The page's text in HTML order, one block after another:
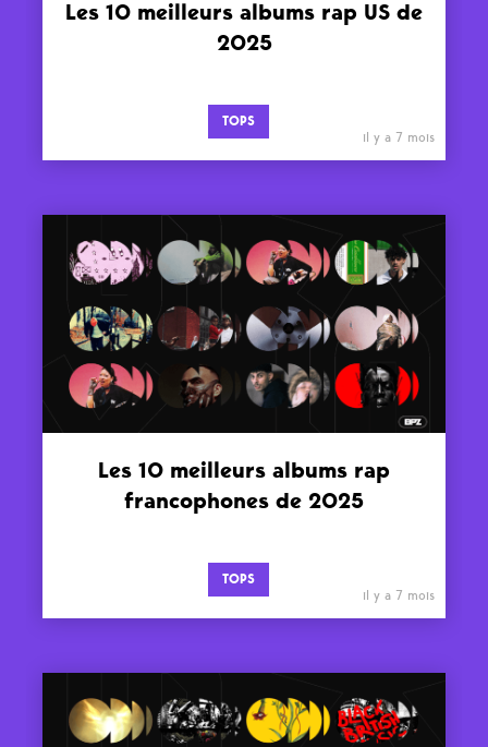
Les 10 meilleurs albums rap US de
2025
TOPS
il y a 7 mois
Les 10 meilleurs albums rap
francophones de 2025
TOPS
il y a 7 mois